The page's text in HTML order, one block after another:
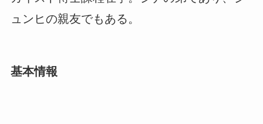
ュンヒの親友でもある。
基本情報